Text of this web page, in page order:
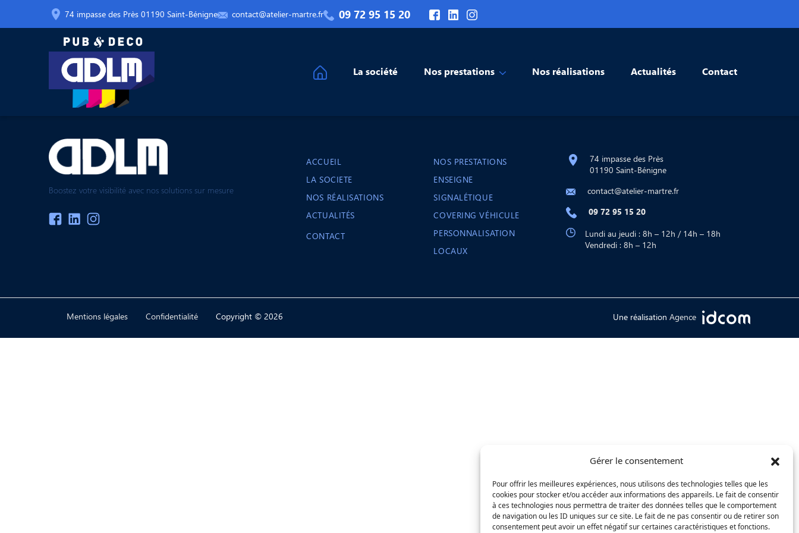
Gérer le consentement
Pour offrir les meilleures expériences, nous utilisons des technologies telles que les
cookies pour stocker et/ou accéder aux informations des appareils. Le fait de consentir
à ces technologies nous permettra de traiter des données telles que le comportement
de navigation ou les ID uniques sur ce site. Le fait de ne pas consentir ou de retirer son
consentement peut avoir un effet négatif sur certaines caractéristiques et fonctions.
74 impasse des Près 01190 Saint-Bénigne contact@atelier-martre.fr 09 72 95 15 20
La société Nos prestations Nos réalisations Actualités Contact
Boostez votre visibilité avec nos solutions sur mesure
ACCUEIL
LA SOCIETE
NOS RÉALISATIONS
ACTUALITÉS
CONTACT
NOS PRESTATIONS
ENSEIGNE
SIGNALÉTIQUE
COVERING VÉHICULE
PERSONNALISATION
LOCAUX
74 impasse des Près
01190 Saint-Bénigne
contact@atelier-martre.fr
09 72 95 15 20
Lundi au jeudi : 8h – 12h / 14h – 18h
Vendredi : 8h – 12h
Mentions légales Confidentialité Copyright © 2026 Une réalisation Agence